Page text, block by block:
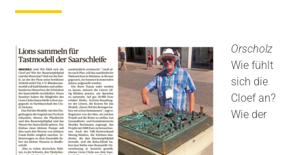
Orscholz
Wie fühlt
sich die
Cloef an?
Wie der